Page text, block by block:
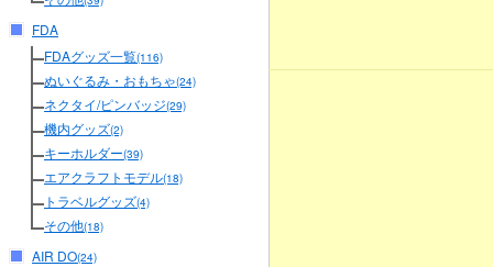
FDA
FDAグッズ一覧(116)
ぬいぐるみ・おもちゃ(24)
ネクタイ/ピンバッジ(29)
機内グッズ(2)
キーホルダー(39)
エアクラフトモデル(18)
トラベルグッズ(4)
その他(18)
AIR DO(24)